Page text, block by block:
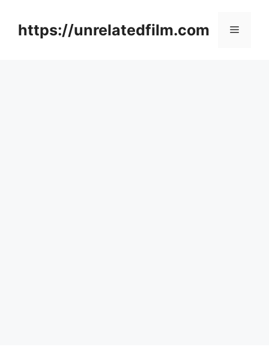
contenthttps://unrelatedfilm.com Menu